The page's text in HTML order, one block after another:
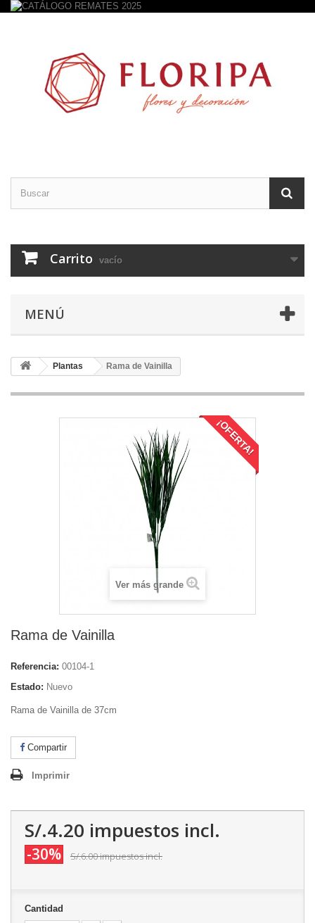
Carrito vacío
MENÚ
Plantas Rama de Vainilla
¡OFERTA!
Ver más grande
Rama de Vainilla
Referencia: 00104-1
Estado: Nuevo
Rama de Vainilla de 37cm
Compartir
Imprimir
S/.4.20 impuestos incl.
-30% S/.6.00impuestos incl.
Cantidad